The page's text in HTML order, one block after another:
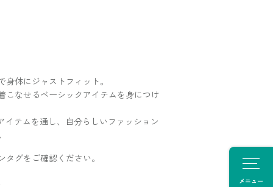
メニュー
体にジャストフィット。
こなせるベーシックアイテムを身につけ
イテムを通し、自分らしいファッション
グをご確認ください。